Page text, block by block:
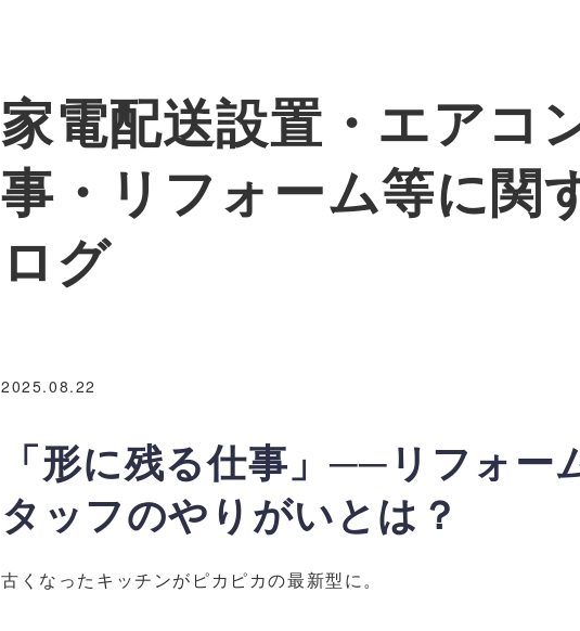
家電配送設置・エアコ
事・リフォーム等に関
ログ
2025.08.22
「形に残る仕事」──リフォー
タッフのやりがいとは？
古くなったキッチンがピカピカの最新型に。